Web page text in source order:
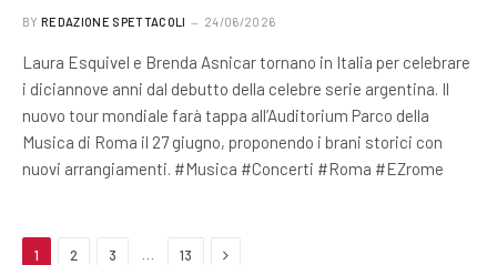
BY REDAZIONE SPETTACOLI 24/06/2026
Laura Esquivel e Brenda Asnicar tornano in Italia per celebrare
i diciannove anni dal debutto della celebre serie argentina. Il
nuovo tour mondiale farà tappa all’Auditorium Parco della
Musica di Roma il 27 giugno, proponendo i brani storici con
nuovi arrangiamenti. #Musica #Concerti #Roma #EZrome
1 2 3 13 Next